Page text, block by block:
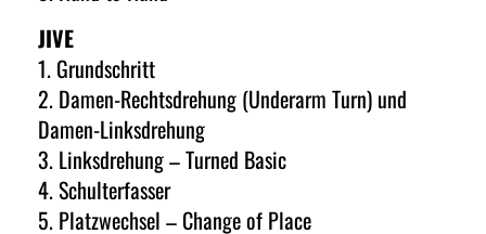
JIVE
1. Grundschritt
2. Damen-Rechtsdrehung (Underarm Turn) und
Damen-Linksdrehung
3. Linksdrehung – Turned Basic
4. Schulterfasser
5. Platzwechsel – Change of Place